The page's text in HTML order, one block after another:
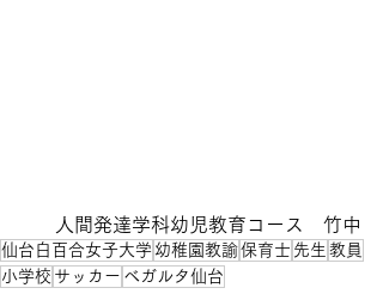
人間発達学科幼児教育コース　竹中
仙台白百合女子大学幼稚園教諭保育士 先生 教員
小学校 サッカー ベガルタ仙台